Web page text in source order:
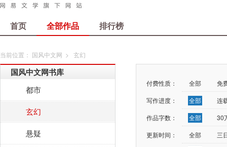
首页 全部作品 排行榜
当前位置： 国风中文网 > 玄幻
国风中文网书库
都市
玄幻
悬疑
付费性质： 全部
免
写作进度：
全部
连
作品字数：
全部
30
更新时间：
全部
三